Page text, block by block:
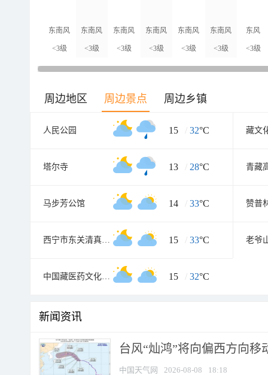
东南风
<3级
东南风
<3级
东南风
<3级
东南风
<3级
东南风
<3级
东南风
<3级
东风
<3级
周边地区 周边景点 周边乡镇
人民公园 15 / 32°C 藏文
塔尔寺 13 / 28°C
马步芳公馆 14 / 33°C 赞普
西宁市东关清真大寺 15 / 33°C 老爷
中国藏医药文化博物馆 15 / 32°C
新闻资讯
台风“灿鸿”将向偏西方向移
中国天气网 2026-08-08 18:18